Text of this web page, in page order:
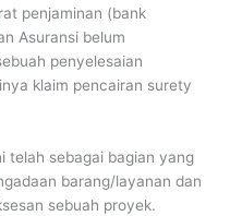
penjaminan (bank
Asuransi belum
penyelesaian
klaim pencairan surety
telah sebagai bagian yang
barang/layanan dan
sebuah proyek.